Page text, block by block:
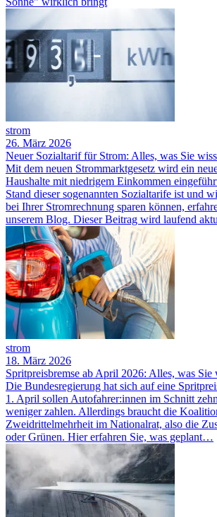
strom
26. März 2026
Neuer Sozialtarif für Strom: Alles, was Sie
Mit dem neuen Strommarktgesetz wird ein
Haushalte mit niedrigem Einkommen
Stand dieser sogenannten Sozialtarife ist und
bei Ihrer Stromrechnung sparen können,
unserem Blog. Dieser Beitrag wird laufend
strom
18. März 2026
Spritpreisbremse ab April 2026: Alles, was Sie
Die Bundesregierung hat sich auf eine
1. April sollen Autofahrer:innen im Schnitt
weniger zahlen. Allerdings braucht die
Zweidrittelmehrheit im Nationalrat, also die
oder Grünen. Hier erfahren Sie, was geplant…